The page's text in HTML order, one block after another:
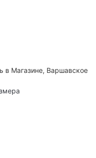
в Магазине, Варшавское